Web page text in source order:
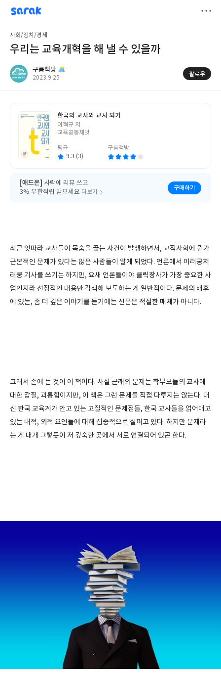
sarak
구름책방
사회/정치/경제
우리는 교육개혁을 해 낼 수 있을까
구름책방
작
2023.9.25
팔로우
한국의 교사와 교사 되기
글
쓴
이혁규 저
교육공동체벗
평균
9.3 (3)
구름책방
[애드온] 사락에 리뷰 쓰고
3% 무한적립 받으세요 더보기
구매하기
최근 잇따라 교사들이 목숨을 끊는 사건이 발생하면서, 교직사회에 뭔가
근본적인 문제가 있다는 많은 사람들이 알게 되었다. 언론에서 이러쿵저
러쿵 기사를 쓰기는 하지만, 요새 언론들이야 클릭장사가 가장 중요한 사
업인지라 선정적인 내용만 각색해 보도하는 게 일반적이다. 문제의 배후
에 있는, 좀 더 깊은 이야기를 듣기에는 신문은 적절한 매체가 아니다.
그래서 손에 든 것이 이 책이다. 사실 근래의 문제는 학부모들의 교사에
대한 갑질, 괴롭힘이지만, 이 책은 그런 문제를 직접 다루지는 않는다. 대
신 한국 교육계가 안고 있는 고질적인 문제점들, 한국 교사들을 얽어매고
있는 내적, 외적 요인들에 대해 집중적으로 살피고 있다. 하지만 문제라
는 게 대개 그렇듯이 저 깊숙한 곳에서 서로 연결되어 있곤 한다.